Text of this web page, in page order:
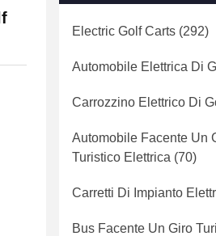
Electric Golf Carts (292)
Automobile Elettrica Di
Carrozzino Elettrico Di
Automobile Facente Un
Turistico Elettrica (70)
Carretti Di Impianto
Bus Facente Un Giro